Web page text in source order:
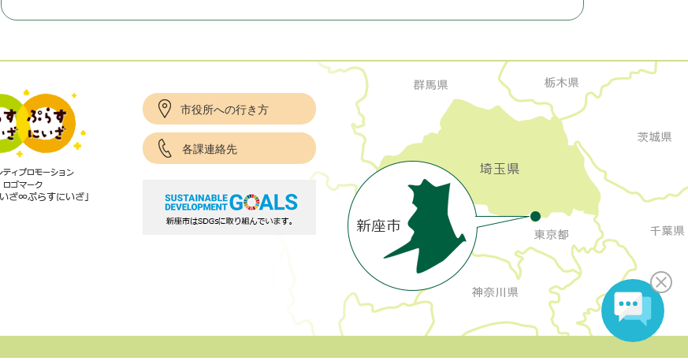
市役所への行き方
各課連絡先